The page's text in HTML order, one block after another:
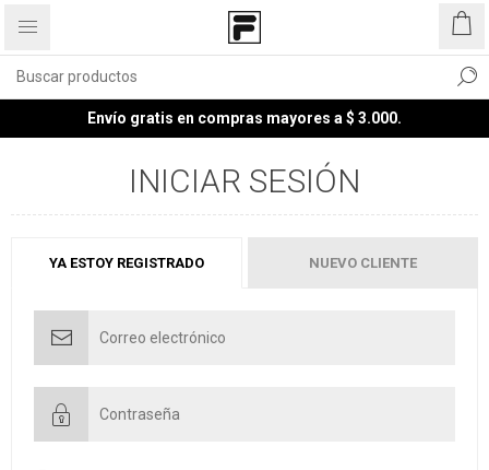
Envío gratis en compras mayores a $ 3.000.
INICIAR SESIÓN
YA ESTOY REGISTRADO NUEVO CLIENTE